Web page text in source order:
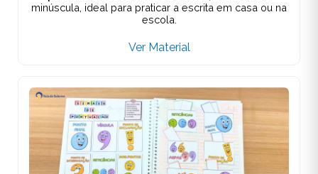
minúscula, ideal para praticar a escrita em casa ou na
escola.
Ver Material